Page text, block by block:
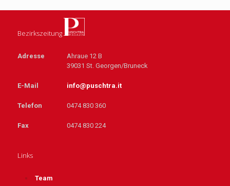
Bezirkszeitung
Adresse
Ahraue 12 B
39031 St. Georgen/Bruneck
E-Mail info@puschtra.it
Telefon 0474 830 360
Fax 0474 830 224
Links
Team